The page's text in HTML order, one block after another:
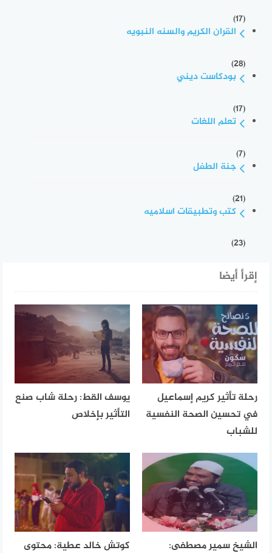
(17)
القران الكريم والسنه النبويه
(28)
بودكاست ديني
(17)
تعلم اللغات
(7)
جنة الطفل
(21)
كتب وتطبيقات اسلاميه
(23)
إقرأ أيضا
رحلة تأثير كريم إسماعيل
في تحسين الصحة النفسية
للشباب
يوسف القط: رحلة شاب صنع
التأثير بإخلاص
الشيخ سمير مصطفى: كوتش خالد عطية: محتوى